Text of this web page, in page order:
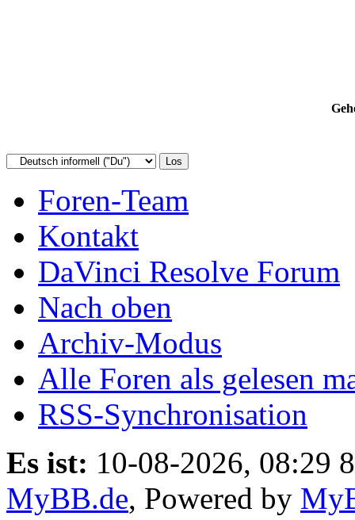
Foren-Team
Kontakt
DaVinci Resolve Forum
Nach oben
Archiv-Modus
Alle Foren als gelesen
RSS-Synchronisation
Es ist: 10-08-2026, 08:29 8
MyBB.de, Powered by